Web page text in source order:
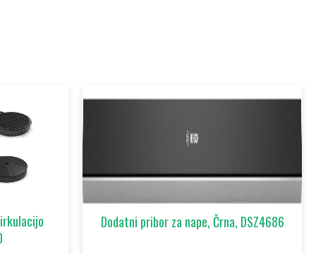
Dodatni pribor za nape, Črna, DSZ4686